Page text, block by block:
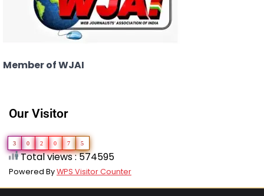
Member of WJAI
Our Visitor
3 0 2 0 7 5
Total views : 574595
Powered ByWPS Visitor Counter